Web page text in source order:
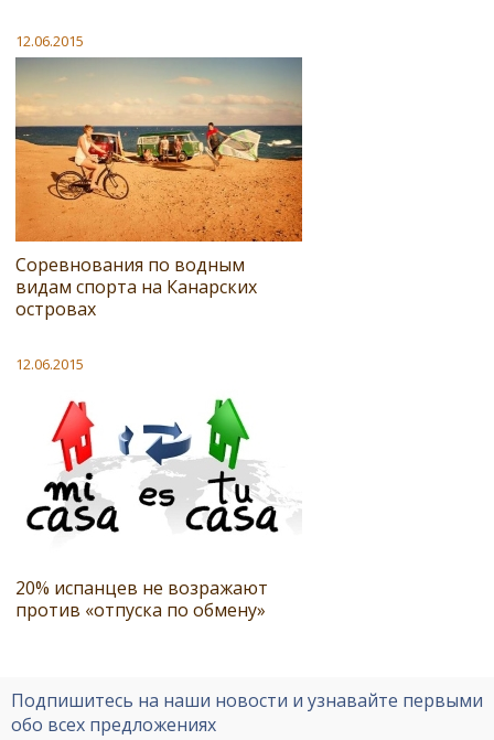
12.06.2015
Соревнования по водным
видам спорта на Канарских
островах
12.06.2015
20% испанцев не возражают
против «отпуска по обмену»
Подпишитесь на наши новости и узнавайте первыми
обо всех предложениях